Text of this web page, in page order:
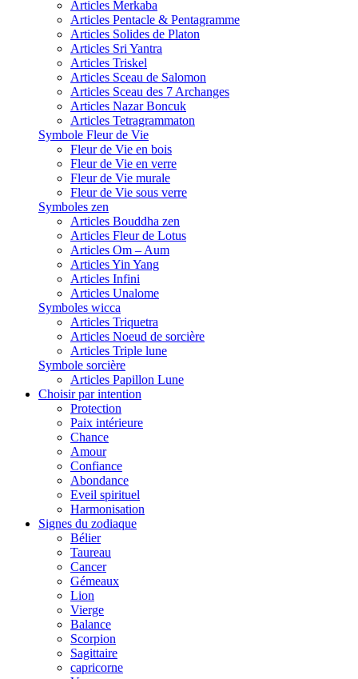
Articles Merkaba
Articles Pentacle & Pentagramme
Articles Solides de Platon
Articles Sri Yantra
Articles Triskel
Articles Sceau de Salomon
Articles Sceau des 7 Archanges
Articles Nazar Boncuk
Articles Tetragrammaton
Symbole Fleur de Vie
Fleur de Vie en bois
Fleur de Vie en verre
Fleur de Vie murale
Fleur de Vie sous verre
Symboles zen
Articles Bouddha zen
Articles Fleur de Lotus
Articles Om – Aum
Articles Yin Yang
Articles Infini
Articles Unalome
Symboles wicca
Articles Triquetra
Articles Noeud de sorcière
Articles Triple lune
Symbole sorcière
Articles Papillon Lune
Choisir par intention
Protection
Paix intérieure
Chance
Amour
Confiance
Abondance
Eveil spirituel
Harmonisation
Signes du zodiaque
Bélier
Taureau
Cancer
Gémeaux
Lion
Vierge
Balance
Scorpion
Sagittaire
capricorne